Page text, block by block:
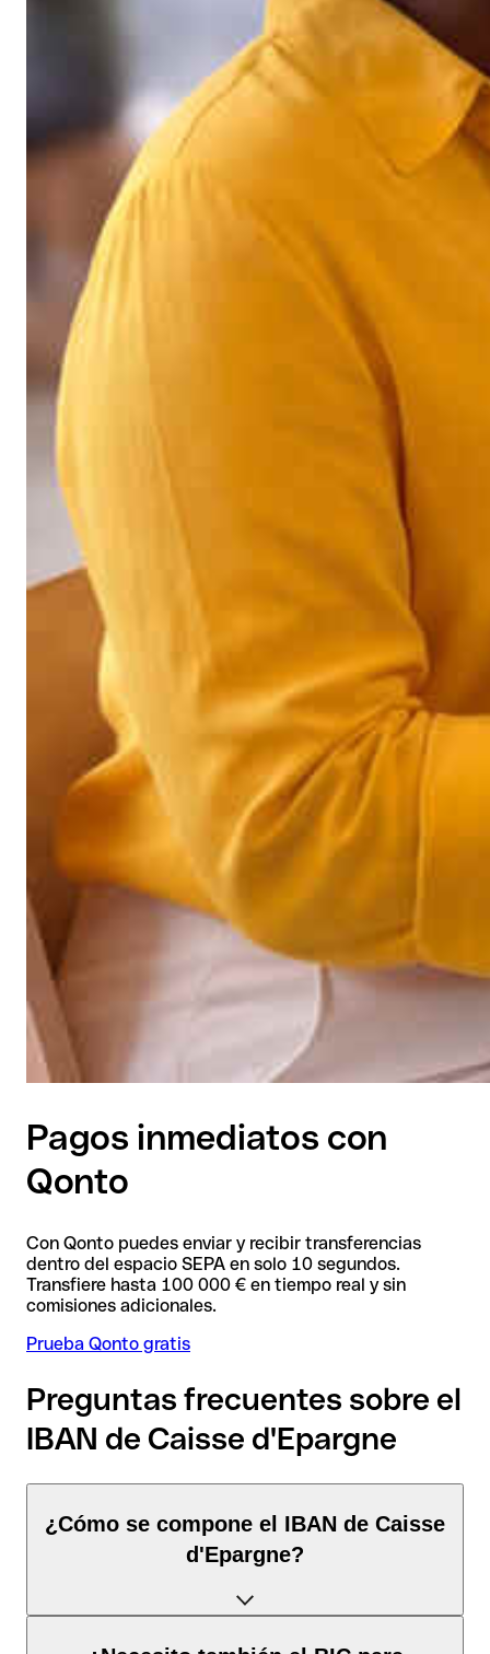
Pagos inmediatos con
Qonto
Con Qonto puedes enviar y recibir transferencias
dentro del espacio SEPA en solo 10 segundos.
Transfiere hasta 100 000 € en tiempo real y sin
comisiones adicionales.
Prueba Qonto gratis
Preguntas frecuentes sobre el
IBAN de Caisse d'Epargne
¿Cómo se compone el IBAN de Caisse
d'Epargne?